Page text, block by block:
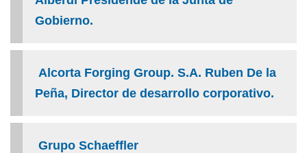
Gobierno.
Alcorta Forging Group. S.A. Ruben De la
Peña, Director de desarrollo corporativo.
Grupo Schaeffler